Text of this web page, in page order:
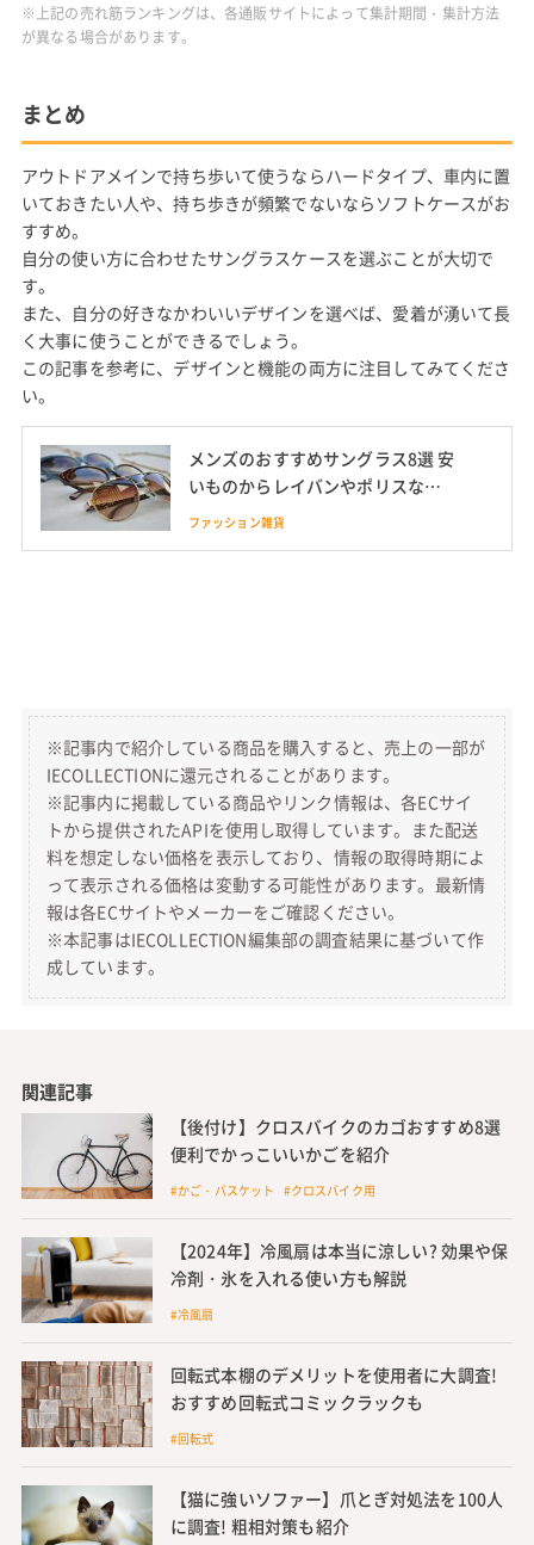
※上記の売れ筋ランキングは、各通販サイトによって集計期間・集計方法
が異なる場合があります。
まとめ
アウトドアメインで持ち歩いて使うならハードタイプ、車内に置
いておきたい人や、持ち歩きが頻繁でないならソフトケースがお
すすめ。
自分の使い方に合わせたサングラスケースを選ぶことが大切で
す。
また、自分の好きなかわいいデザインを選べば、愛着が湧いて長
く大事に使うことができるでしょう。
この記事を参考に、デザインと機能の両方に注目してみてくださ
い。
メンズのおすすめサングラス8選 安
いものからレイバンやポリスなど
のブランドなど通販で買えるサン
ファッション雑貨
※記事内で紹介している商品を購入すると、売上の一部が
IECOLLECTIONに還元されることがあります。
※記事内に掲載している商品やリンク情報は、各ECサイ
トから提供されたAPIを使用し取得しています。また配送
料を想定しない価格を表示しており、情報の取得時期によ
って表示される価格は変動する可能性があります。最新情
報は各ECサイトやメーカーをご確認ください。
※本記事はIECOLLECTION編集部の調査結果に基づいて作
成しています。
関連記事
【後付け】クロスバイクのカゴおすすめ8選
便利でかっこいいかごを紹介
#かご・バスケット #クロスバイク用
【2024年】冷風扇は本当に涼しい? 効果や保
冷剤・氷を入れる使い方も解説
#冷風扇
回転式本棚のデメリットを使用者に大調査!
おすすめ回転式コミックラックも
#回転式
【猫に強いソファー】爪とぎ対処法を100人
に調査! 粗相対策も紹介